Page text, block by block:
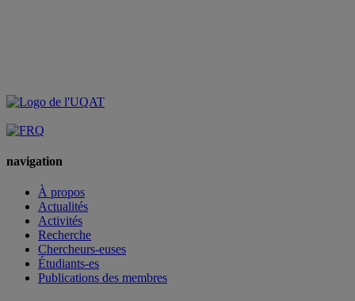
navigation
À propos
Actualités
Activités
Recherche
Chercheurs-euses
Étudiants-es
Publications des membres